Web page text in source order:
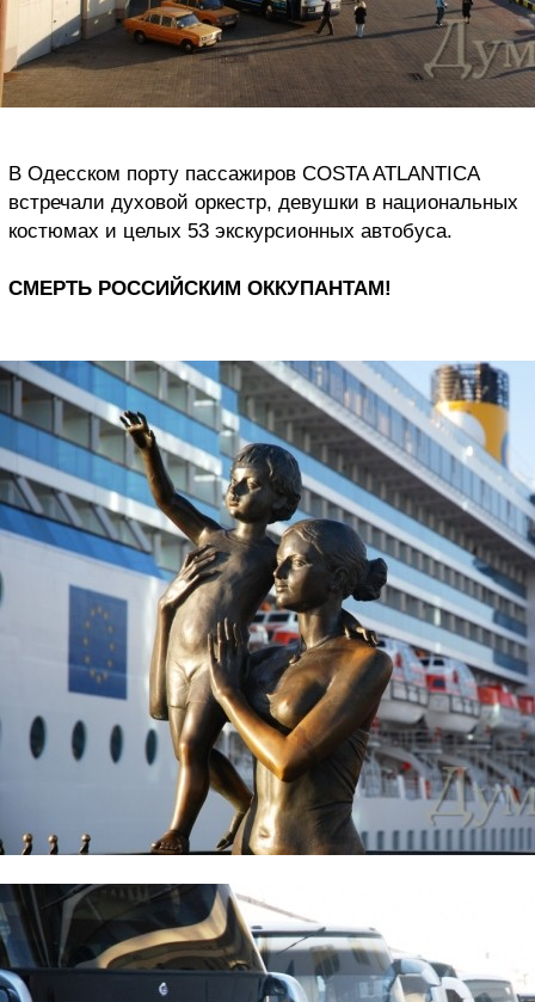
В Одесском порту пассажиров COSTA ATLANTICA
встречали духовой оркестр, девушки в национальных
костюмах и целых 53 экскурсионных автобуса.
СМЕРТЬ РОССИЙСКИМ ОККУПАНТАМ!